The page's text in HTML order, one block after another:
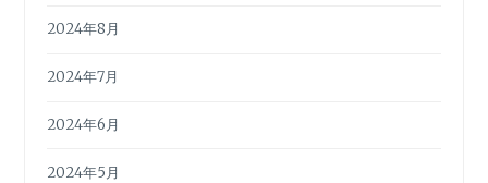
2024年8月
2024年7月
2024年6月
2024年5月